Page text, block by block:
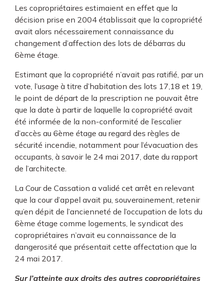
Les copropriétaires estimaient en effet que la
décision prise en 2004 établissait que la copropriété
avait alors nécessairement connaissance du
changement d’affection des lots de débarras du
6ème étage.
Estimant que la copropriété n’avait pas ratifié, par un
vote, l’usage à titre d’habitation des lots 17,18 et 19,
le point de départ de la prescription ne pouvait être
que la date à partir de laquelle la copropriété avait
été informée de la non-conformité de l’escalier
d’accès au 6ème étage au regard des règles de
sécurité incendie, notamment pour l’évacuation des
occupants, à savoir le 24 mai 2017, date du rapport
de l’architecte.
La Cour de Cassation a validé cet arrêt en relevant
que la cour d’appel avait pu, souverainement, retenir
qu’en dépit de l’ancienneté de l’occupation de lots du
6ème étage comme logements, le syndicat des
copropriétaires n’avait eu connaissance de la
dangerosité que présentait cette affectation que la
24 mai 2017.
Sur l’atteinte aux droits des autres copropriétaires